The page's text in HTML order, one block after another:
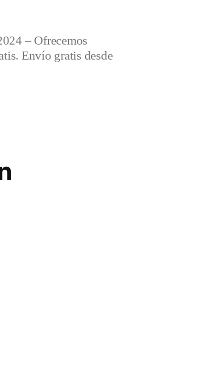
– Ofrecemos
Envío gratis desde